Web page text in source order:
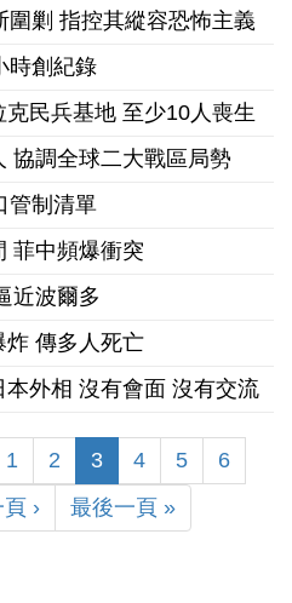
圍剿 指控其縱容恐怖主義
時創紀錄
民兵基地 至少10人喪生
協調全球二大戰區局勢
管制清單
菲中頻爆衝突
近波爾多
炸 傳多人死亡
外相 沒有會面 沒有交流
1 2 3 4 5
6
› 最後一頁 »